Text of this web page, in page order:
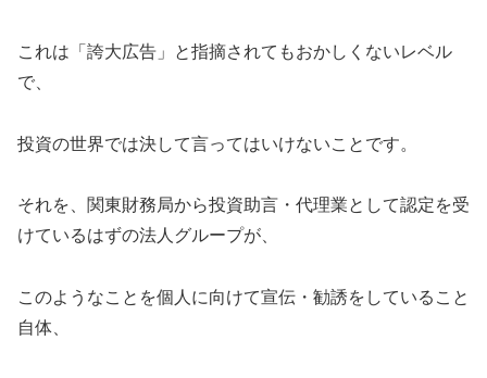
これは「誇大広告」と指摘されてもおかしくないレベル
で、
投資の世界では決して言ってはいけないことです。
それを、関東財務局から投資助言・代理業として認定を受
けているはずの法人グループが、
このようなことを個人に向けて宣伝・勧誘をしていること
自体、